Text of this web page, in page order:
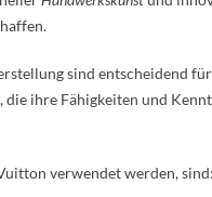
sind entscheidend
ihre Fähigkeiten und
verwendet werden, sind: